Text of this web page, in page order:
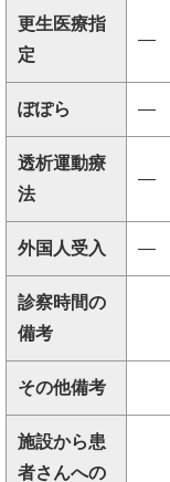
更生医療指
定
―
ぽぽら ―
透析運動療
法
―
外国人受入 ―
診察時間の
備考
その他備考
施設から患
者さんへの